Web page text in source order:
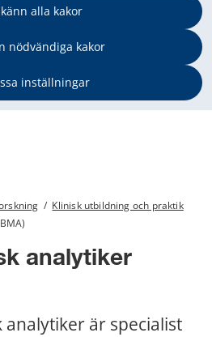
alla kakor
nödvändiga kakor
inställningar
/ Klinisk utbildning och praktik
analytiker
analytiker är specialist